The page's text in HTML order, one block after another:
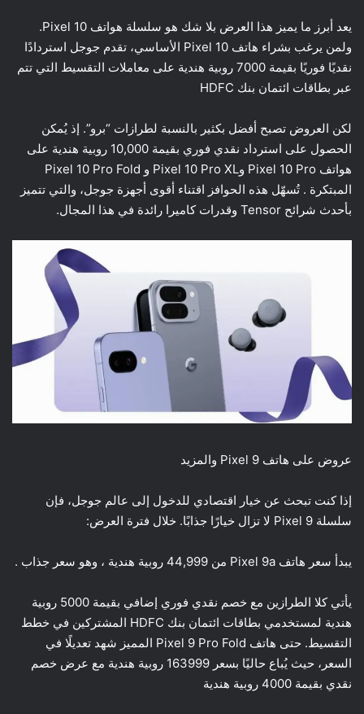
يعد أبرز ما يميز هذا العرض بلا شك هو سلسلة هواتف Pixel 10.
ولمن يرغب بشراء هاتف Pixel 10 الأساسي، تقدم جوجل استردادًا
نقديًا فوريًا بقيمة 7000 روبية هندية على معاملات التقسيط التي تتم
عبر بطاقات ائتمان بنك HDFC
لكن العروض تصبح أفضل بكثير بالنسبة لطرازات “برو”. إذ يُمكن
الحصول على استرداد نقدي فوري بقيمة 10,000 روبية هندية على
هواتف Pixel 10 Pro وPixel 10 Pro XL و Pixel 10 Pro Fold
المبتكرة . تُسهّل هذه الحوافز اقتناء أقوى أجهزة جوجل، والتي تتميز
بأحدث شرائح Tensor وقدرات كاميرا رائدة في هذا المجال.
عروض على هاتف Pixel 9 والمزيد
إذا كنت تبحث عن خيار اقتصادي للدخول إلى عالم جوجل، فإن
سلسلة Pixel 9 لا تزال خيارًا جذابًا. خلال فترة العرض:
يبدأ سعر هاتف Pixel 9a من 44,999 روبية هندية ، وهو سعر جذاب .
يأتي كلا الطرازين مع خصم نقدي فوري إضافي بقيمة 5000 روبية
هندية لمستخدمي بطاقات ائتمان بنك HDFC المشتركين في خطط
التقسيط. حتى هاتف Pixel 9 Pro Fold المميز شهد تعديلًا في
السعر، حيث يُباع حاليًا بسعر 163999 روبية هندية مع عرض خصم
نقدي بقيمة 4000 روبية هندية